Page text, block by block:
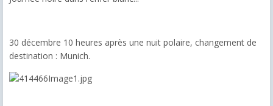
30 décembre 10 heures après une nuit polaire, changement de
destination : Munich.